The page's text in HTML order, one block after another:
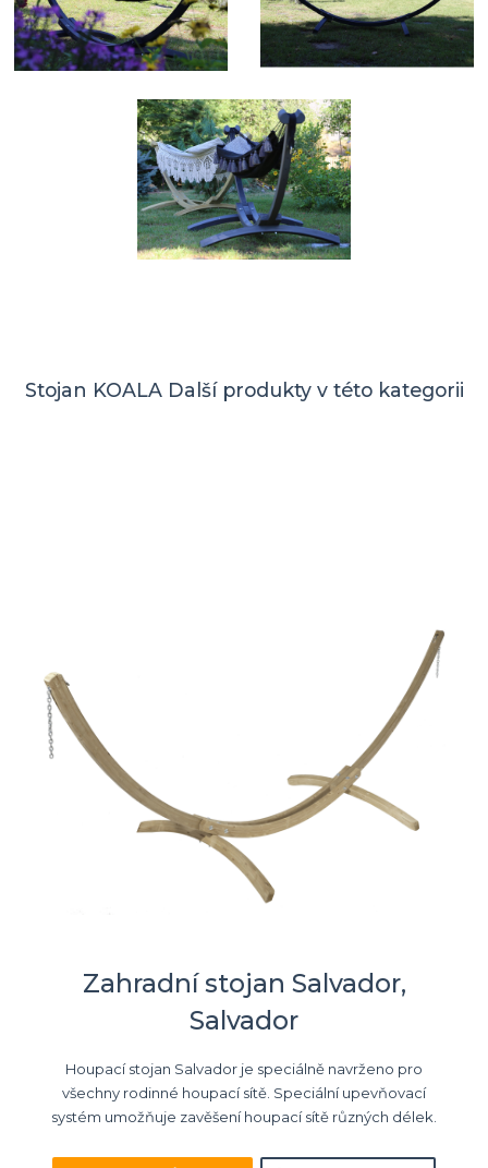
Stojan KOALA Další produkty v této kategorii
Zahradní stojan Salvador,
Salvador
Houpací stojan Salvador je speciálně navrženo pro
všechny rodinné houpací sítě. Speciální upevňovací
systém umožňuje zavěšení houpací sítě různých délek.